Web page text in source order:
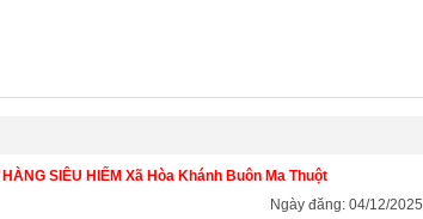
SIÊU HIẾM Xã Hòa Khánh Buôn Ma Thuột
Ngày đăng: 04/12/2025